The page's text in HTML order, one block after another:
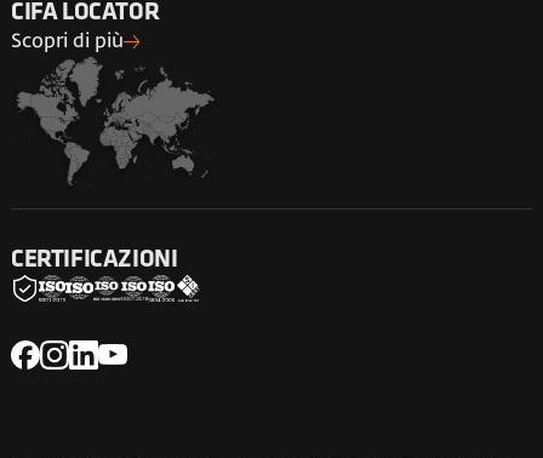
CIFA LOCATOR
Scopri di più
CERTIFICAZIONI